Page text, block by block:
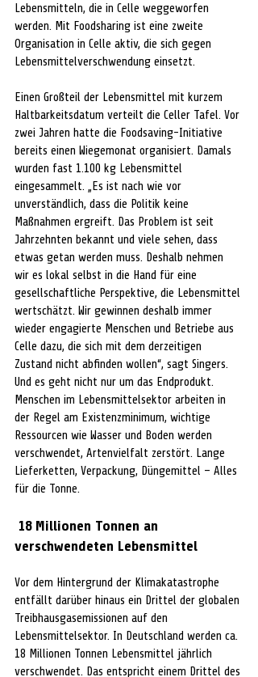
Lebensmitteln, die in Celle weggeworfen
werden. Mit Foodsharing ist eine zweite
Organisation in Celle aktiv, die sich gegen
Lebensmittelverschwendung einsetzt.
Einen Großteil der Lebensmittel mit kurzem
Haltbarkeitsdatum verteilt die Celler Tafel. Vor
zwei Jahren hatte die Foodsaving-Initiative
bereits einen Wiegemonat organisiert. Damals
wurden fast 1.100 kg Lebensmittel
eingesammelt. „Es ist nach wie vor
unverständlich, dass die Politik keine
Maßnahmen ergreift. Das Problem ist seit
Jahrzehnten bekannt und viele sehen, dass
etwas getan werden muss. Deshalb nehmen
wir es lokal selbst in die Hand für eine
gesellschaftliche Perspektive, die Lebensmittel
wertschätzt. Wir gewinnen deshalb immer
wieder engagierte Menschen und Betriebe aus
Celle dazu, die sich mit dem derzeitigen
Zustand nicht abfinden wollen“, sagt Singers.
Und es geht nicht nur um das Endprodukt.
Menschen im Lebensmittelsektor arbeiten in
der Regel am Existenzminimum, wichtige
Ressourcen wie Wasser und Boden werden
verschwendet, Artenvielfalt zerstört. Lange
Lieferketten, Verpackung, Düngemittel – Alles
für die Tonne.
verschwendeten Lebensmittel
Vor dem Hintergrund der Klimakatastrophe
entfällt darüber hinaus ein Drittel der globalen
Treibhausgasemissionen auf den
Lebensmittelsektor. In Deutschland werden ca.
18 Millionen Tonnen Lebensmittel jährlich
verschwendet. Das entspricht einem Drittel des